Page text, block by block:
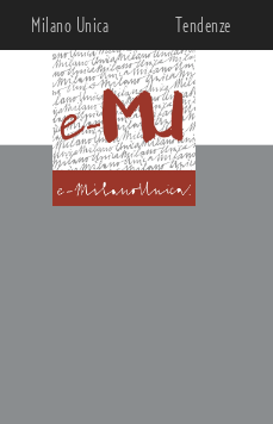
Milano Unica Tendenze